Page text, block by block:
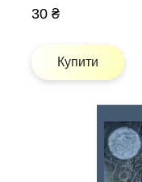
30 ₴
Купити